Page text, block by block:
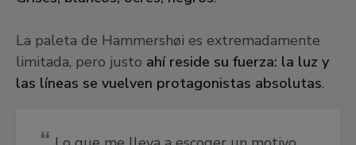
La paleta de Hammershøi es extremadamente
limitada, pero justo ahí reside su fuerza: la luz y
las líneas se vuelven protagonistas absolutas.